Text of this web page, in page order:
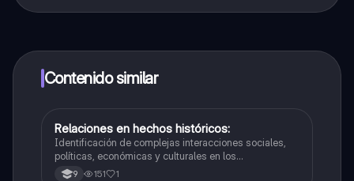
a determinadas funciones.
Contenido similar
Sociales/Historia
Relaciones en hechos históricos:
Identificación de complejas interacciones sociales,
políticas, económicas y culturales en los
acontecimientos del pasado.
9 151 1